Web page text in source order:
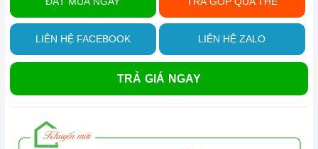
LIÊN HỆ FACEBOOK LIÊN HỆ ZALO
TRẢ GIÁ NGAY